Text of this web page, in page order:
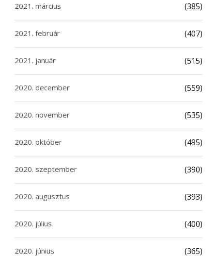
2021. március (385)
2021. február (407)
2021. január (515)
2020. december (559)
2020. november (535)
2020. október (495)
2020. szeptember (390)
2020. augusztus (393)
2020. július (400)
2020. június (365)